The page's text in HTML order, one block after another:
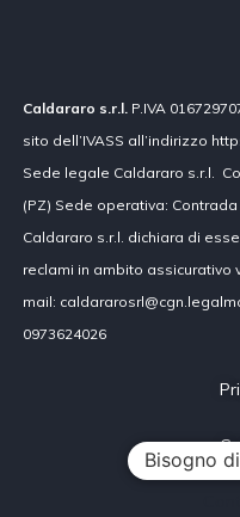
Caldararo s.r.l. P.IVA
sito dell’IVASS all’indirizzo
Sede legale Caldararo s.r.l.
(PZ) Sede operativa:
Caldararo s.r.l. dichiara di
reclami in ambito
mail:
0973624026
Bisogno